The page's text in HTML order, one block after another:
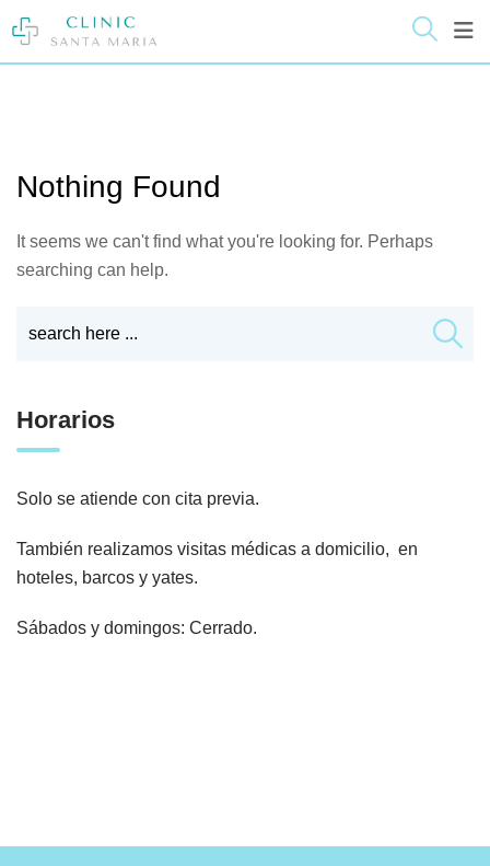
contenido
Skip
to
content
Nothing Found
It seems we can't find what you're looking for. Perhaps
searching can help.
Horarios
Solo se atiende con cita previa.
También realizamos visitas médicas a domicilio, en
hoteles, barcos y yates.
Sábados y domingos: Cerrado.